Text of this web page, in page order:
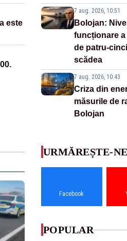
este
7 aug. 2026, 10:51
Bolojan:
funcționare
de patru-
scădea
7 aug. 2026, 10:43
Criza din
măsurile de
Bolojan
URMĂREȘTE-
Facebook
POPULAR